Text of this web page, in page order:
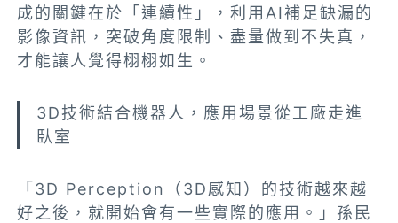
成的關鍵在於「連續性」，利用AI補足缺漏的
影像資訊，突破角度限制、盡量做到不失真，
才能讓人覺得栩栩如生。
3D技術結合機器人，應用場景從工廠走進
臥室
「3D Perception（3D感知）的技術越來越
好之後，就開始會有一些實際的應用。」孫民